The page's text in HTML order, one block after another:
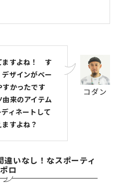
コダン
ますよね！ す
ザインがベー
かったです
来のアイテム
ィネートして
すよね？
いなし！なスポーティ
ポロ